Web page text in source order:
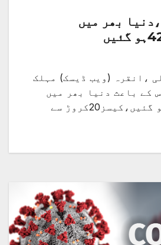
بھر میں
،انقرہ (ویب ڈیسک) مہلک
کے باعث دنیا بھر میں
ہلاکتیں4258693ہو گئیں،کیسز20کروڑ سے